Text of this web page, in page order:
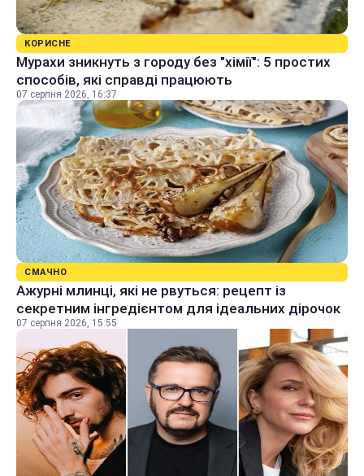
КОРИСНЕ
Мурахи зникнуть з городу без "хімії": 5 простих
способів, які справді працюють
07 серпня 2026, 16:37
СМАЧНО
Ажурні млинці, які не рвуться: рецепт із
секретним інгредієнтом для ідеальних дірочок
07 серпня 2026, 15:55